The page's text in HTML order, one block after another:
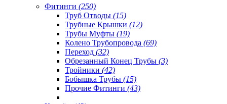
Фитинги (250)
Труб Отводы (15)
Трубные Крышки (12)
Трубы Муфты (19)
Колено Трубопровода (69)
Переход (32)
Обрезанный Конец Трубы (3)
Тройники (42)
Бобышка Трубы (15)
Прочие Фитинги (43)